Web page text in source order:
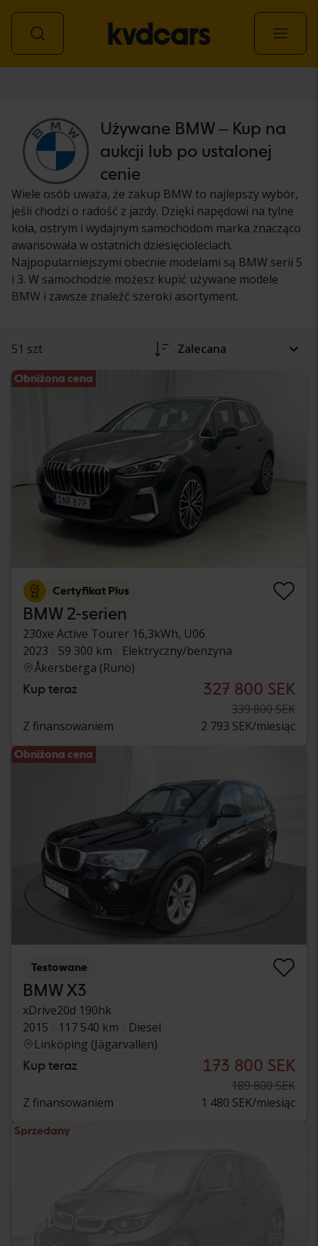
Używane BMW – Kup na
aukcji lub po ustalonej
cenie
Wiele osób uważa, że zakup BMW to najlepszy wybór,
jeśli chodzi o radość z jazdy. Dzięki napędowi na tylne
koła, ostrym i wydajnym samochodom marka znacząco
awansowała w ostatnich dziesięcioleciach.
Najpopularniejszymi obecnie modelami są BMW serii 5
i 3. W samochodzie możesz kupić używane modele
BMW i zawsze znaleźć szeroki asortyment.
51 szt Zalecana
Obniżona cena
Certyfikat Plus
BMW 2-serien
230xe Active Tourer 16,3kWh, U06
2023
59 300 km
Elektryczny/benzyna
Åkersberga (Runö)
Kup teraz 327 800 SEK
339 800 SEK
Z finansowaniem
2 793 SEK/miesiąc
Obniżona cena
Testowane
BMW X3
xDrive20d 190hk
2015
117 540 km
Diesel
Linköping (Jägarvallen)
Kup teraz 173 800 SEK
189 800 SEK
Z finansowaniem
1 480 SEK/miesiąc
Sprzedany